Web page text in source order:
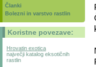
Članki
Bolezni in varstvo rastlin
Koristne povezave:
Hrovatin exotica
največji katalog eksotičnih
rastlin